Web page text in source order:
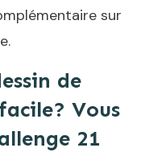
sur
.
de
Vous
21